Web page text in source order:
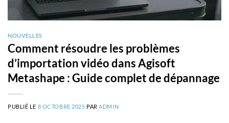
NOUVELLES
Comment résoudre les problèmes
d’importation vidéo dans Agisoft
Metashape : Guide complet de dépannage
PUBLIÉ LE 8 OCTOBRE 2025 PARADMIN